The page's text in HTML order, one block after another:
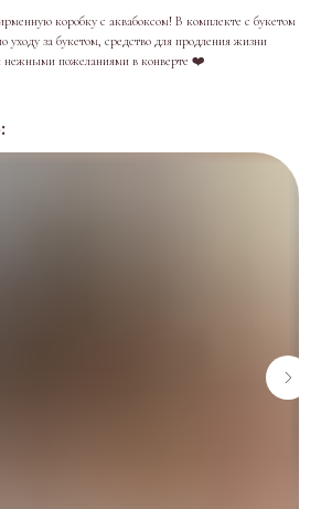
коробку с аквабоксом! В комплекте с букетом
за букетом, средство для продления жизни
нежными пожеланиями в конверте ❤️